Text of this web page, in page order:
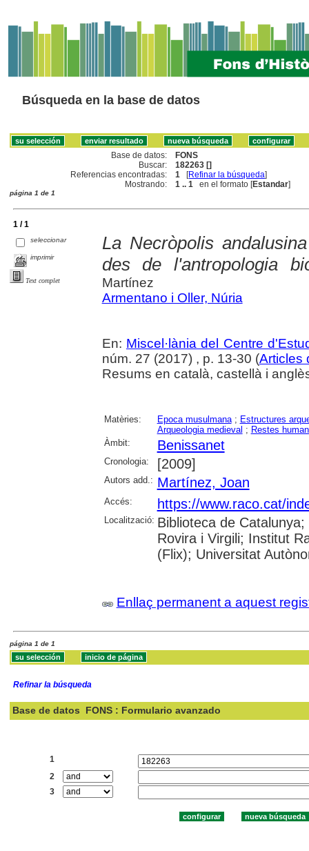
Búsqueda en la base de datos
Base de datos:
FONS
Buscar:
182263 []
Referencias encontradas:
1 [Refinar la búsqueda]
Mostrando:
1 .. 1 en el formato [Estandar]
página 1 de 1
1 / 1
seleccionar
imprimir
Text complet
La Necròpolis
des de l'antropologia
Martínez
Armentano i Oller, Núria
En: Miscel·lània del Centre
núm. 27 (2017) , p. 13-30 (Articles
Resums en català, castellà i
Matèries: Epoca musulmana; Estructures
Arqueologia medieval ; Restes
Àmbit:
Benissanet
Cronologia: [2009]
Autors add.: Martínez, Joan
Accés: https://www.raco.cat/
Localització: Biblioteca de
Rovira i Virgili; Institut
(Flix); Universitat
Enllaç permanent a aquest
página 1 de 1
Refinar la búsqueda
Base de datos FONS : Formulario avanzado
1
2
3